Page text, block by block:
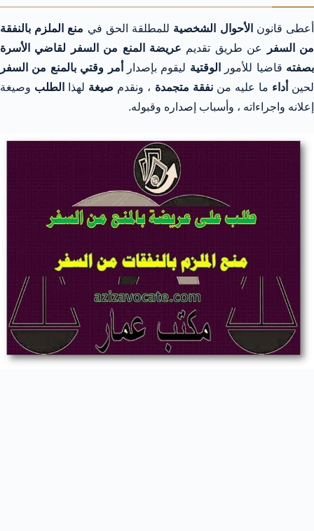
أعطى قانون الأحوال الشخصية للمطلقة الحق في منع الملزم بالنفقة
من السفر
عن طريق تقديم عريضة المنع من السفر لقاضي الأسرة
بصفته قاضيا للأمور الوقتية ليقوم بإصدار
أمر وقتي بالمنع من السفر
لحين أداء ما عليه مننفقة متجمدة ، ونقدم صيغة لهذا الطلب وصيغة
إعلانه واجراءاته ، وأسباب إصداره وقبوله.